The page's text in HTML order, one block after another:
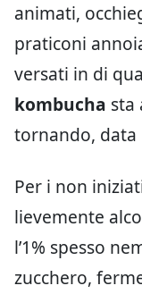
animati,
praticoni
versati in di
kombucha sta
tornando, data
Per i non
lievemente
l’1% spesso
zucchero,